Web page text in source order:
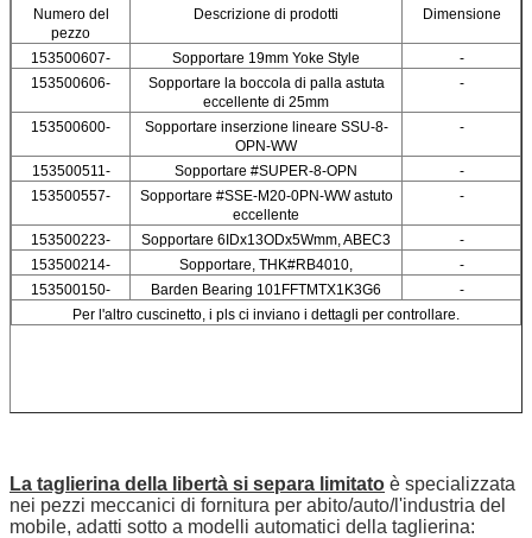
Numero del
pezzo
Descrizione di prodotti Dimensione
153500607- Sopportare 19mm Yoke Style
-
153500606-
Sopportare la boccola di palla astuta
eccellente di 25mm
-
153500600-
Sopportare inserzione lineare SSU-8-
OPN-WW
-
153500511- Sopportare #SUPER-8-OPN
-
153500557-
Sopportare #SSE-M20-0PN-WW astuto
eccellente
-
153500223- Sopportare 6IDx13ODx5Wmm, ABEC3
-
153500214-
Sopportare, THK#RB4010,
-
153500150-
Barden Bearing 101FFTMTX1K3G6
-
Per l'altro cuscinetto, i pls ci inviano i dettagli per controllare.
La taglierina della libertà si separa limitato è specializzata
nei pezzi meccanici di fornitura per abito/auto/l'industria del
mobile, adatti sotto a modelli automatici della taglierina: